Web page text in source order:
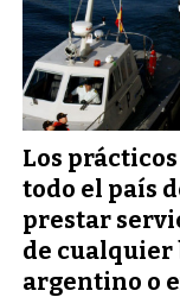
Los
todo el país
prestar
de cualquier
argentino o